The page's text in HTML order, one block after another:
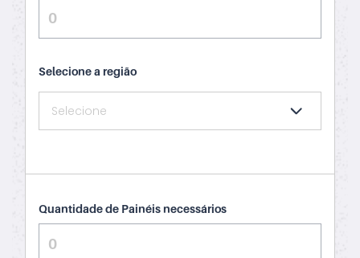
Selecione a região
Quantidade de Painéis necessários